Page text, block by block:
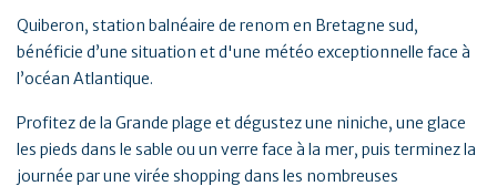
Quiberon, station balnéaire de renom en Bretagne sud,
bénéficie d’une situation et d'une météo exceptionnelle face à
l’océan Atlantique.
Profitez de la Grande plage et dégustez une niniche, une glace
les pieds dans le sable ou un verre face à la mer, puis terminez la
journée par une virée shopping dans les nombreuses